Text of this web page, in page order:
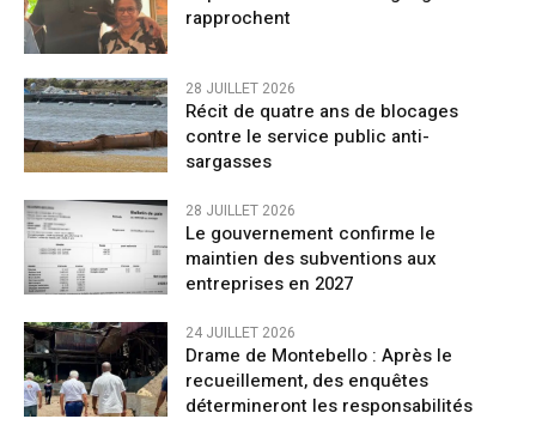
rapprochent
28 JUILLET 2026
Récit de quatre ans de blocages
contre le service public anti-
sargasses
28 JUILLET 2026
Le gouvernement confirme le
maintien des subventions aux
entreprises en 2027
24 JUILLET 2026
Drame de Montebello : Après le
recueillement, des enquêtes
détermineront les responsabilités